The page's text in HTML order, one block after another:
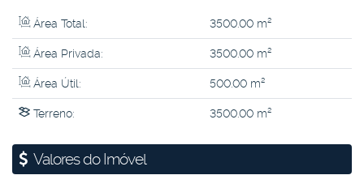
Área Total: 3500.00 m²
Área Privada: 3500.00 m²
Área Útil: 500.00 m²
Terreno: 3500.00 m²
Valores do Imóvel